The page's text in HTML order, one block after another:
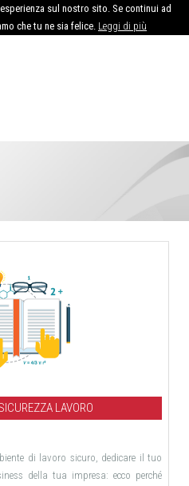
sul nostro sito. Se continui ad
che tu ne sia felice. Leggi di più
LAVORO
di lavoro sicuro, dedicare il tuo
della tua impresa: ecco perché